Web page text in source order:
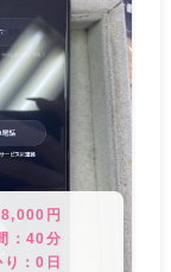
円
： 40分
り：0 日